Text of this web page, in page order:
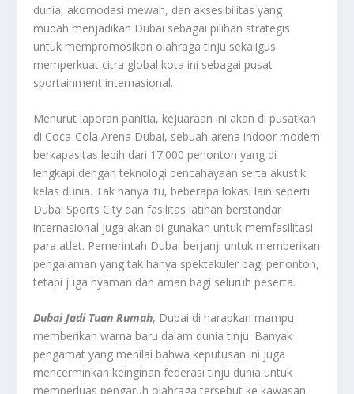
dunia, akomodasi mewah, dan aksesibilitas yang
mudah menjadikan Dubai sebagai pilihan strategis
untuk mempromosikan olahraga tinju sekaligus
memperkuat citra global kota ini sebagai pusat
sportainment internasional.
Menurut laporan panitia, kejuaraan ini akan di pusatkan
di Coca-Cola Arena Dubai, sebuah arena indoor modern
berkapasitas lebih dari 17.000 penonton yang di
lengkapi dengan teknologi pencahayaan serta akustik
kelas dunia. Tak hanya itu, beberapa lokasi lain seperti
Dubai Sports City dan fasilitas latihan berstandar
internasional juga akan di gunakan untuk memfasilitasi
para atlet. Pemerintah Dubai berjanji untuk memberikan
pengalaman yang tak hanya spektakuler bagi penonton,
tetapi juga nyaman dan aman bagi seluruh peserta.
Dubai Jadi Tuan Rumah, Dubai di harapkan mampu
memberikan warna baru dalam dunia tinju. Banyak
pengamat yang menilai bahwa keputusan ini juga
mencerminkan keinginan federasi tinju dunia untuk
memperluas pengaruh olahraga tersebut ke kawasan